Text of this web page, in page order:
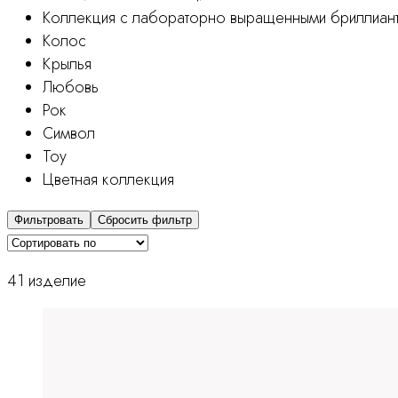
Коллекция с лабораторно выращенными
Колос
Крылья
Любовь
Рок
Символ
Тоу
Цветная коллекция
Фильтровать Сбросить фильтр
41 изделие